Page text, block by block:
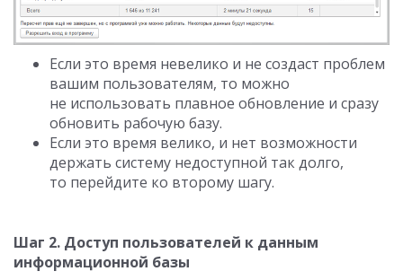
Если это время невелико и не создаст проблем
вашим пользователям, то можно
не использовать плавное обновление и сразу
обновить рабочую базу.
Если это время велико, и нет возможности
держать систему недоступной так долго,
то перейдите ко второму шагу.
Шаг 2. Доступ пользователей к данным
информационной базы